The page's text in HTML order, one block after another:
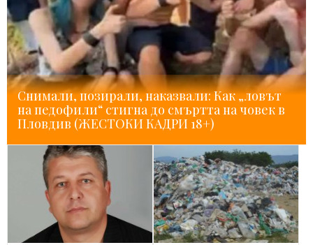
Снимали, позирали, наказвали: Как „ловът
на педофили“ стигна до смъртта на човек в
Пловдив (ЖЕСТОКИ КАДРИ 18+)